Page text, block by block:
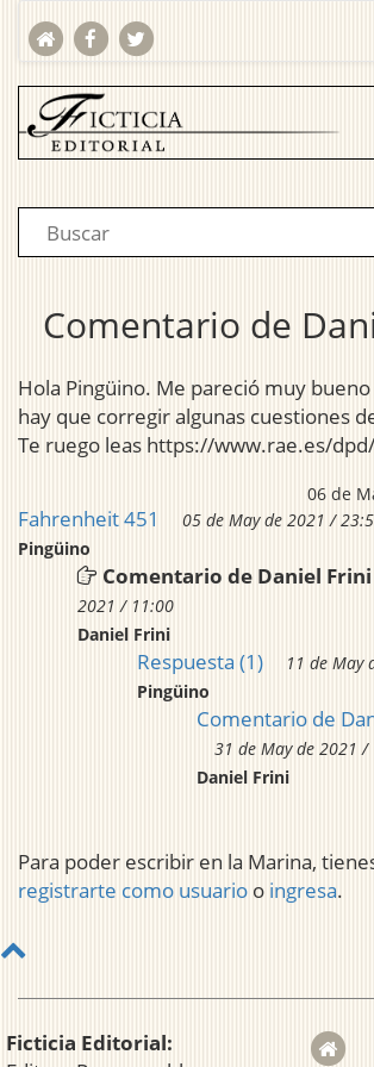
Comentario de
Hola Pingüino. Me pareció muy
hay que corregir algunas cuestiones
Te ruego leas https://www.rae.es/
06 de
Fahrenheit 451
05 de May de 2021 /
Pingüino
Comentario de Daniel Frini
2021 / 11:00
Daniel Frini
Respuesta (1)
11 de May
Pingüino
Comentario de
31 de May de 2021 /
Daniel Frini
Para poder escribir en la Marina,
registrarte como usuario o ingresa.
Ficticia Editorial: